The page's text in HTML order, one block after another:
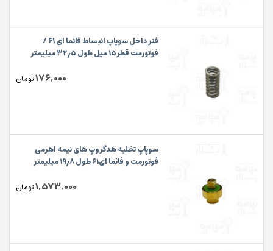
فنر داخل سوپاپ انبساط فائما ای ۶۱ /
فوتورمت قطر۱۵ میل طول ۳۲٫۵ میلیمتر
176,000تومان
سوپاپ تخلیه هدگروپ های نیمه اهرمی
فوتورمت و فائما ای۶۱ طول ۱۹٫۸ میلیمتر
1,573,000تومان